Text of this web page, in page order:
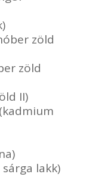
zöld
zöld
II)
lakk)